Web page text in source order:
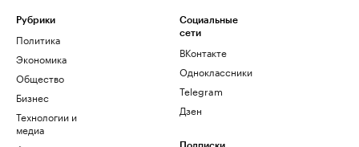
Рубрики
Политика
Экономика
Общество
Бизнес
Технологии и
медиа
Социальные
сети
ВКонтакте
Одноклассники
Telegram
Дзен